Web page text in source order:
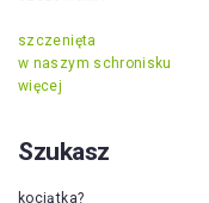
szczenięta
w naszym schronisku
więcej
Szukasz
kociątka?